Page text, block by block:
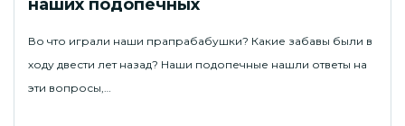
наших подопечных
Во что играли наши прапрабабушки? Какие забавы были в
ходу двести лет назад? Наши подопечные нашли ответы на
эти вопросы,…